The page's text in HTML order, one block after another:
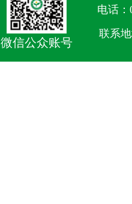
微信公众账号
电话：
联系